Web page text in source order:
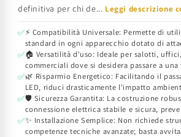
definitiva per chi de... Leggi descrizione
✅⚡ Compatibilità Universale: Permette di
standard in ogni apparecchio dotato di
✅🏠 Versatilità d'uso: Ideale per salotti,
commerciali dove si desidera passare a
✅🌿 Risparmio Energetico: Facilitando il
LED, riduci drasticamente l'impatto
✅🛡️ Sicurezza Garantita: La costruzione
connessione elettrica stabile e sicura,
✅✨ Installazione Semplice: Non richiede
competenze tecniche avanzate; basta